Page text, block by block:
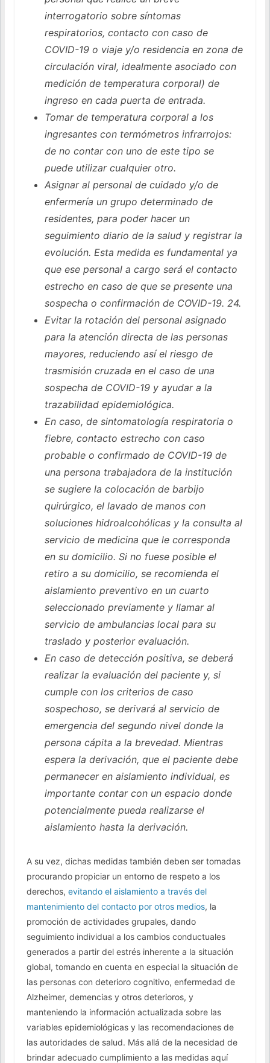
interrogatorio sobre síntomas
respiratorios, contacto con caso de
COVID-19 o viaje y/o residencia en zona de
circulación viral, idealmente asociado con
medición de temperatura corporal) de
ingreso en cada puerta de entrada.
Tomar de temperatura corporal a los
ingresantes con termómetros infrarrojos:
de no contar con uno de este tipo se
puede utilizar cualquier otro.
Asignar al personal de cuidado y/o de
enfermería un grupo determinado de
residentes, para poder hacer un
seguimiento diario de la salud y registrar la
evolución. Esta medida es fundamental ya
que ese personal a cargo será el contacto
estrecho en caso de que se presente una
sospecha o confirmación de COVID-19. 24.
Evitar la rotación del personal asignado
para la atención directa de las personas
mayores, reduciendo así el riesgo de
trasmisión cruzada en el caso de una
sospecha de COVID-19 y ayudar a la
trazabilidad epidemiológica.
En caso, de sintomatología respiratoria o
fiebre, contacto estrecho con caso
probable o confirmado de COVID-19 de
una persona trabajadora de la institución
se sugiere la colocación de barbijo
quirúrgico, el lavado de manos con
soluciones hidroalcohólicas y la consulta al
servicio de medicina que le corresponda
en su domicilio. Si no fuese posible el
retiro a su domicilio, se recomienda el
aislamiento preventivo en un cuarto
seleccionado previamente y llamar al
servicio de ambulancias local para su
traslado y posterior evaluación.
En caso de detección positiva, se deberá
realizar la evaluación del paciente y, si
cumple con los criterios de caso
sospechoso, se derivará al servicio de
emergencia del segundo nivel donde la
persona cápita a la brevedad. Mientras
espera la derivación, que el paciente debe
permanecer en aislamiento individual, es
importante contar con un espacio donde
potencialmente pueda realizarse el
aislamiento hasta la derivación.
A su vez, dichas medidas también deben ser tomadas
procurando propiciar un entorno de respeto a los
derechos, evitando el aislamiento a través del
mantenimiento del contacto por otros medios, la
promoción de actividades grupales, dando
seguimiento individual a los cambios conductuales
generados a partir del estrés inherente a la situación
global, tomando en cuenta en especial la situación de
las personas con deterioro cognitivo, enfermedad de
Alzheimer, demencias y otros deterioros, y
manteniendo la información actualizada sobre las
variables epidemiológicas y las recomendaciones de
las autoridades de salud. Más allá de la necesidad de
brindar adecuado cumplimiento a las medidas aquí